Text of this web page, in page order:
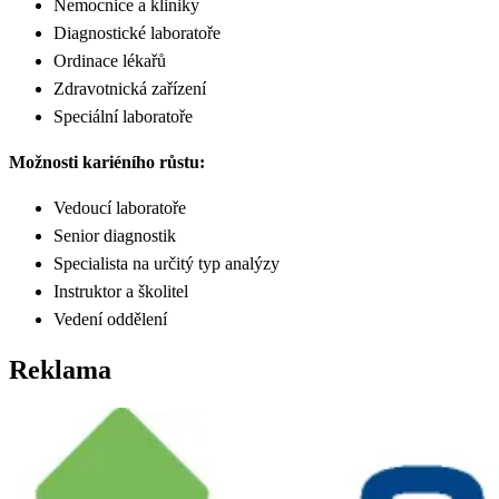
Nemocnice a kliniky
Diagnostické laboratoře
Ordinace lékařů
Zdravotnická zařízení
Speciální laboratoře
Možnosti kariéního růstu:
Vedoucí laboratoře
Senior diagnostik
Specialista na určitý typ analýzy
Instruktor a školitel
Vedení oddělení
Reklama